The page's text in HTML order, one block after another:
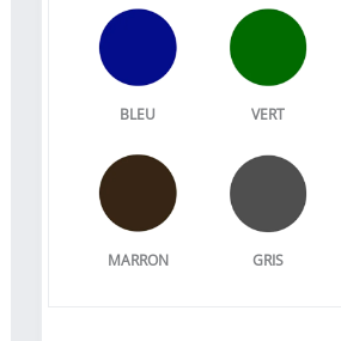
BLEU VERT
MARRON GRIS